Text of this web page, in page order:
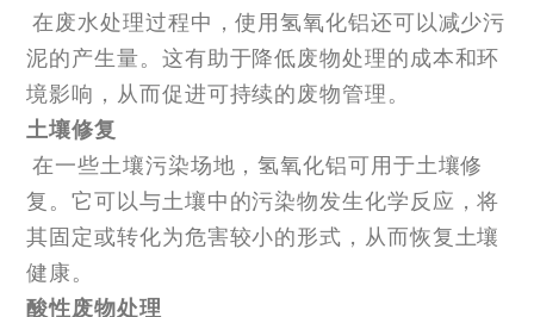
在废水处理过程中，使用氢氧化铝还可以减少污
泥的产生量。这有助于降低废物处理的成本和环
境影响，从而促进可持续的废物管理。
土壤修复
在一些土壤污染场地，氢氧化铝可用于土壤修
复。它可以与土壤中的污染物发生化学反应，将
其固定或转化为危害较小的形式，从而恢复土壤
健康。
酸性废物处理